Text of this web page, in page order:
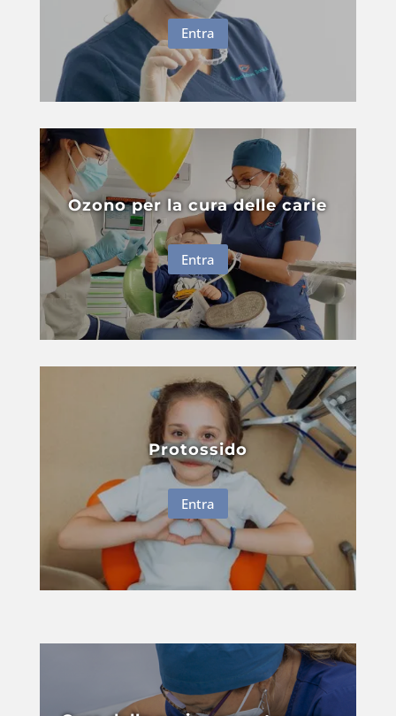
Entra
Ozono per la cura delle carie
Entra
Protossido
Entra